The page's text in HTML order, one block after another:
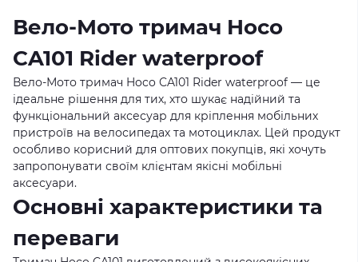
Вело-Мото тримач Hoco
CA101 Rider waterproof
Вело-Мото тримач Hoco CA101 Rider waterproof — це
ідеальне рішення для тих, хто шукає надійний та
функціональний аксесуар для кріплення мобільних
пристроїв на велосипедах та мотоциклах. Цей продукт
особливо корисний для оптових покупців, які хочуть
запропонувати своїм клієнтам якісні мобільні
аксесуари.
Основні характеристики та
переваги